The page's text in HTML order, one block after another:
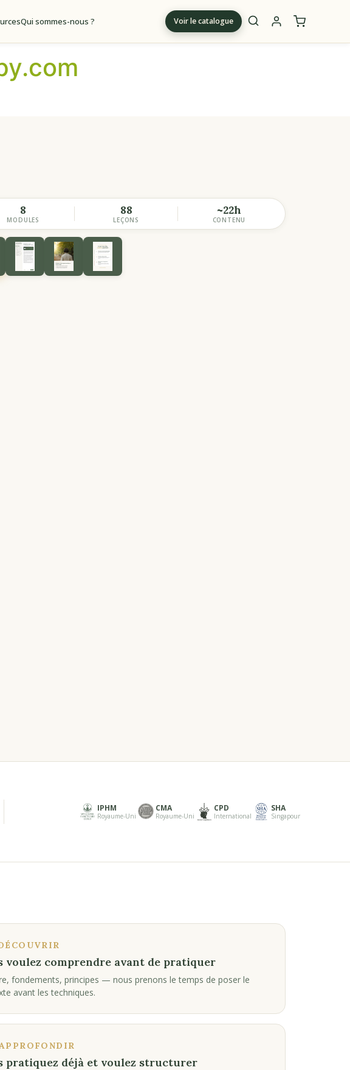
Qui sommes-nous ? Voir le catalogue
8
MODULES
88
LEÇONS
~22h
CONTENU
IPHM
Royaume-Uni
CMA
Royaume-Uni
CPD
International
SHA
Singapour
voulez comprendre avant de pratiquer
fondements, principes — nous prenons le temps de poser le
avant les techniques.
pratiquez déjà et voulez structurer